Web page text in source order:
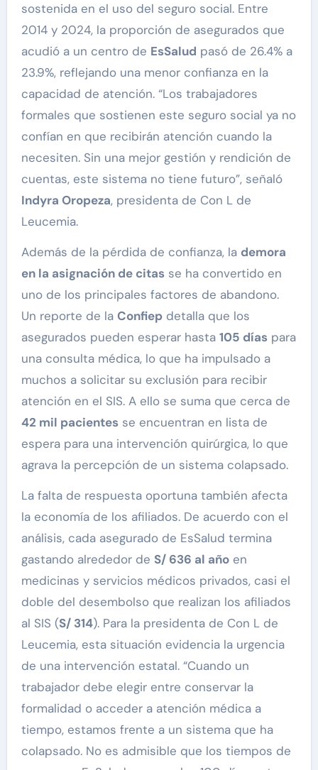
sostenida en el uso del seguro social. Entre
2014 y 2024, la proporción de asegurados que
acudió a un centro de EsSalud pasó de 26.4% a
23.9%, reflejando una menor confianza en la
capacidad de atención. “Los trabajadores
formales que sostienen este seguro social ya no
confían en que recibirán atención cuando la
necesiten. Sin una mejor gestión y rendición de
cuentas, este sistema no tiene futuro”, señaló
Indyra Oropeza, presidenta de Con L de
Leucemia.
Además de la pérdida de confianza, la demora
en la asignación de citasse ha convertido en
uno de los principales factores de abandono.
Un reporte de la Confiepdetalla que los
asegurados pueden esperar hasta 105 díaspara
una consulta médica, lo que ha impulsado a
muchos a solicitar su exclusión para recibir
atención en el SIS. A ello se suma que cerca de
42 mil pacientesse encuentran en lista de
espera para una intervención quirúrgica, lo que
agrava la percepción de un sistema colapsado.
La falta de respuesta oportuna también afecta
la economía de los afiliados. De acuerdo con el
análisis, cada asegurado de EsSalud termina
gastando alrededor de S/ 636 al añoen
medicinas y servicios médicos privados, casi el
doble del desembolso que realizan los afiliados
al SIS (S/ 314). Para la presidenta de Con L de
Leucemia, esta situación evidencia la urgencia
de una intervención estatal. “Cuando un
trabajador debe elegir entre conservar la
formalidad o acceder a atención médica a
tiempo, estamos frente a un sistema que ha
colapsado. No es admisible que los tiempos de